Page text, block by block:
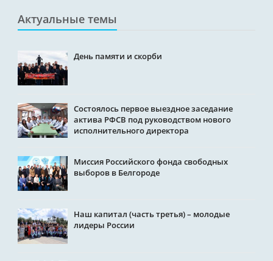
Актуальные темы
День памяти и скорби
Состоялось первое выездное заседание
актива РФСВ под руководством нового
исполнительного директора
Миссия Российского фонда свободных
выборов в Белгороде
Наш капитал (часть третья) – молодые
лидеры России